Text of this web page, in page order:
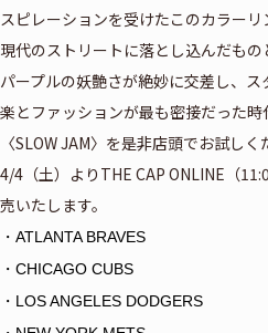
スピレーションを受けたこのカラー
現代のストリートに落とし込んだも
パープルの妖艶さが絶妙に交差し、
楽とファッションが最も密接だった
〈SLOW JAM〉を是非店頭でお試しく
4/4（土）よりTHE CAP ONLINE（
売いたします。
・ATLANTA BRAVES
・CHICAGO CUBS
・LOS ANGELES DODGERS